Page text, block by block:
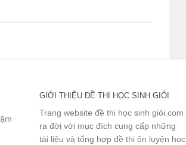
GIỚI THIỆU ĐỀ THI HỌC SINH GIỎI
Trang website đề thi học sinh giỏi.com
ra đời với mục đích cung cấp những
tài liệu và tổng hợp đề thi ôn luyện học